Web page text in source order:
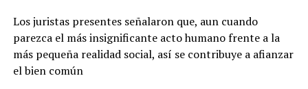
Los juristas presentes señalaron que, aun cuando
parezca el más insignificante acto humano frente a la
más pequeña realidad social, así se contribuye a afianzar
el bien común